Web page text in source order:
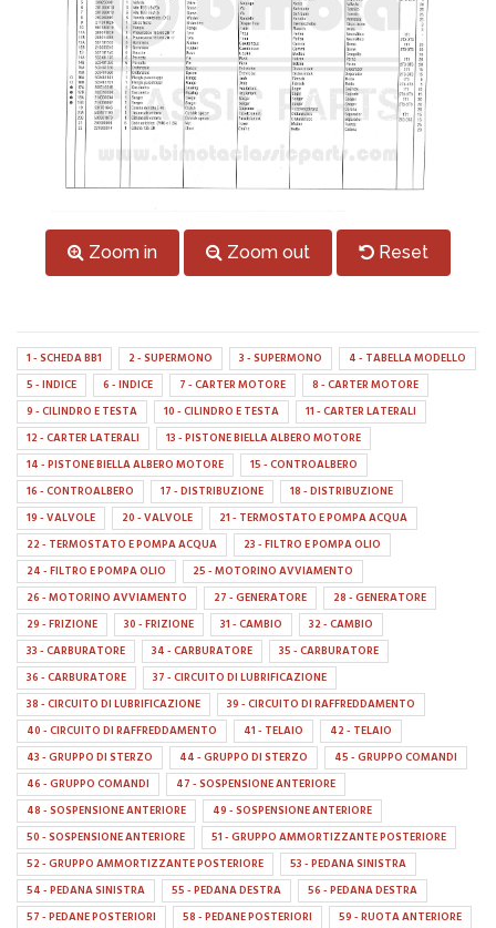
Zoom in Zoom out Reset
1 - SCHEDA BB1 2 - SUPERMONO 3 - SUPERMONO
4 - TABELLA MODELLO
5 - INDICE
6 - INDICE 7 - CARTER MOTORE
8 - CARTER MOTORE
9 - CILINDRO E TESTA
10 - CILINDRO E TESTA
11 - CARTER LATERALI
12 - CARTER LATERALI
13 - PISTONE BIELLA ALBERO MOTORE
14 - PISTONE BIELLA ALBERO MOTORE
15 - CONTROALBERO
16 - CONTROALBERO
17 - DISTRIBUZIONE
18 - DISTRIBUZIONE
19 - VALVOLE
20 - VALVOLE
21 - TERMOSTATO E POMPA ACQUA
22 - TERMOSTATO E POMPA ACQUA
23 - FILTRO E POMPA OLIO
24 - FILTRO E POMPA OLIO
25 - MOTORINO AVVIAMENTO
26 - MOTORINO AVVIAMENTO
27 - GENERATORE
28 - GENERATORE
29 - FRIZIONE
30 - FRIZIONE 31 - CAMBIO
32 - CAMBIO
33 - CARBURATORE
34 - CARBURATORE
35 - CARBURATORE
36 - CARBURATORE
37 - CIRCUITO DI LUBRIFICAZIONE
38 - CIRCUITO DI LUBRIFICAZIONE
39 - CIRCUITO DI RAFFREDDAMENTO
40 - CIRCUITO DI RAFFREDDAMENTO
41 - TELAIO
42 - TELAIO
43 - GRUPPO DI STERZO
44 - GRUPPO DI STERZO
45 - GRUPPO COMANDI
46 - GRUPPO COMANDI
47 - SOSPENSIONE ANTERIORE
48 - SOSPENSIONE ANTERIORE
49 - SOSPENSIONE ANTERIORE
50 - SOSPENSIONE ANTERIORE
51 - GRUPPO AMMORTIZZANTE POSTERIORE
52 - GRUPPO AMMORTIZZANTE POSTERIORE
53 - PEDANA SINISTRA
54 - PEDANA SINISTRA
55 - PEDANA DESTRA
56 - PEDANA DESTRA
57 - PEDANE POSTERIORI
58 - PEDANE POSTERIORI
59 - RUOTA ANTERIORE